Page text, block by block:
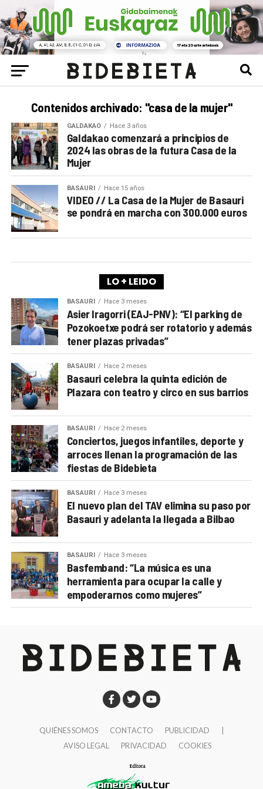
Contenidos archivado: "casa de la mujer"
GALDAKAO Hace 3 años
Galdakao comenzará a principios de
2024 las obras de la futura Casa de la
Mujer
BASAURI Hace 15 años
VIDEO // La Casa de la Mujer de Basauri
se pondrá en marcha con 300.000 euros
LO + LEIDO
BASAURI Hace 3 meses
Asier Iragorri (EAJ-PNV): “El parking de
Pozokoetxe podrá ser rotatorio y además
tener plazas privadas”
BASAURI Hace 2 meses
Basauri celebra la quinta edición de
Plazara con teatro y circo en sus barrios
BASAURI Hace 2 meses
Conciertos, juegos infantiles, deporte y
arroces llenan la programación de las
fiestas de Bidebieta
BASAURI Hace 3 meses
El nuevo plan del TAV elimina su paso por
Basauri y adelanta la llegada a Bilbao
BASAURI Hace 3 meses
Basfemband: “La música es una
herramienta para ocupar la calle y
empoderarnos como mujeres”
QUIÉNES SOMOS CONTACTO PUBLICIDAD
AVISO LEGAL
PRIVACIDAD COOKIES